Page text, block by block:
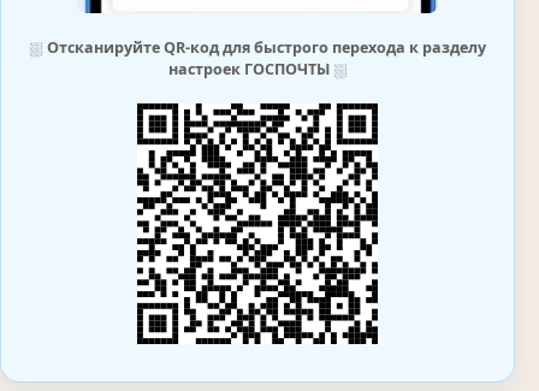
⛆ Отсканируйте QR-код для быстрого перехода к разделу
настроек ГОСПОЧТЫ⛆